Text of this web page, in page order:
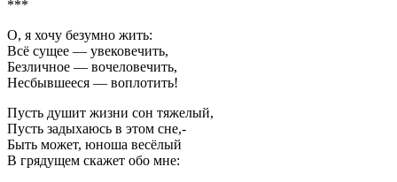
***
О, я хочу безумно жить:
Всё сущее — увековечить,
Безличное — вочеловечить,
Несбывшееся — воплотить!
Пусть душит жизни сон тяжелый,
Пусть задыхаюсь в этом сне,-
Быть может, юноша весёлый
В грядущем скажет обо мне: